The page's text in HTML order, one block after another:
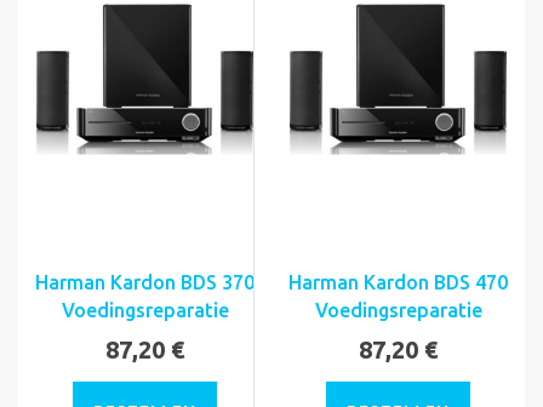
Harman Kardon BDS 370
Voedingsreparatie
87,20 €
Harman Kardon BDS 470
Voedingsreparatie
87,20 €